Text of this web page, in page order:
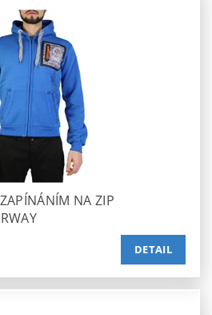
NA ZIP
DETAIL